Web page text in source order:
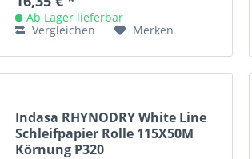
Ab Lager lieferbar
Vergleichen
Merken
Indasa RHYNODRY White Line
Schleifpapier Rolle 115X50M
Körnung P320